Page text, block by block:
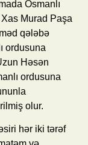
Osmanlı
Murad Paşa
qələbə
ordusuna
Həsən
ordusuna
olur.
hər iki tərəf